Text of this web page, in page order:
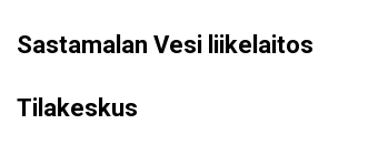
Sastamalan Vesi liikelaitos
Tilakeskus